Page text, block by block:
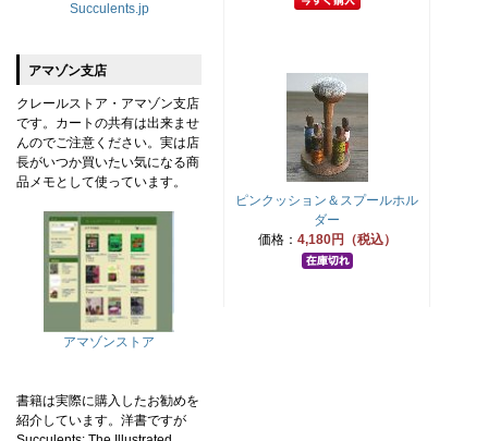
ピンクッション＆スプールホル
ダー
価格： 4,180円（税込）
Succulents.jp
アマゾン支店
クレールストア・アマゾン支店
です。カートの共有は出来ませ
んのでご注意ください。実は店
長がいつか買いたい気になる商
品メモとして使っています。
アマゾンストア
書籍は実際に購入したお勧めを
紹介しています。洋書ですが